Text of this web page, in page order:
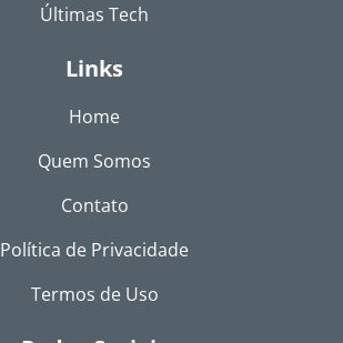
Últimas Tech
Links
Home
Quem Somos
Contato
Política de Privacidade
Termos de Uso